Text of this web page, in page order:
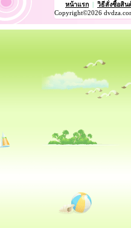
หน้าแรก
วิธีสั่งซื้อสิน
Copyright©2026